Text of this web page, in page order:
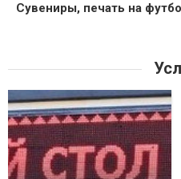
Сувениры, печать на